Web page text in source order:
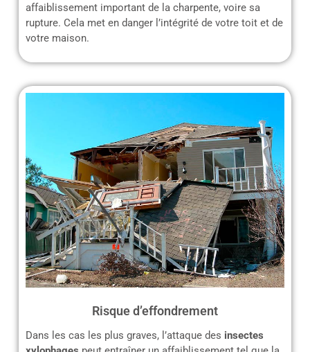
affaiblissement important de la charpente, voire sa
rupture. Cela met en danger l’intégrité de votre toit et de
votre maison.
Risque d’effondrement
Dans les cas les plus graves, l’attaque des insectes